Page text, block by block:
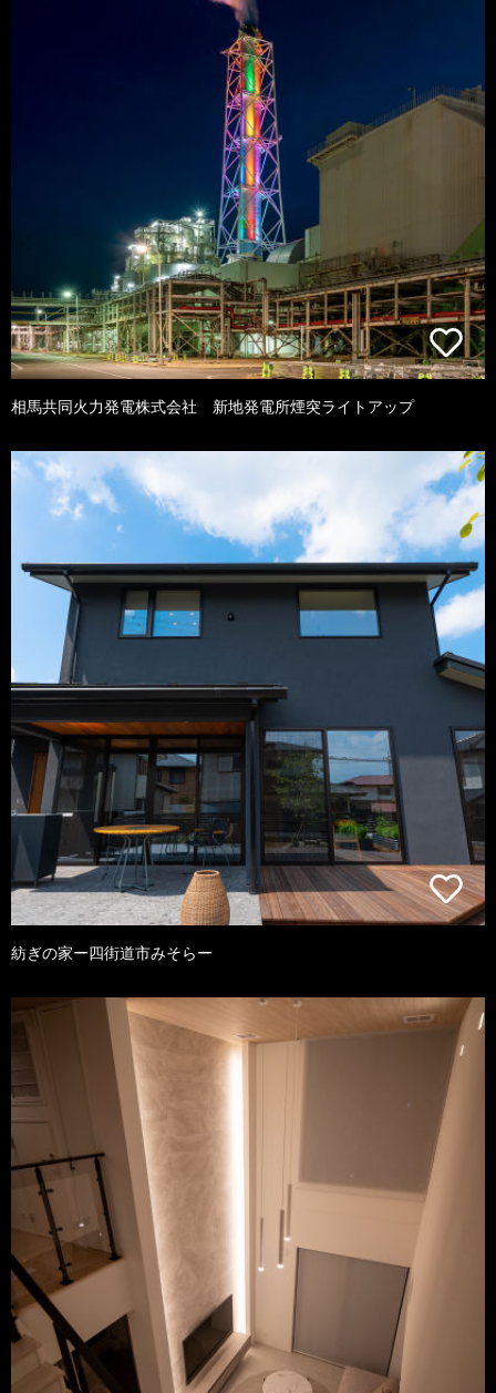
相馬共同火力発電株式会社 新地発電所煙突ライトアップ
紡ぎの家ー四街道市みそらー